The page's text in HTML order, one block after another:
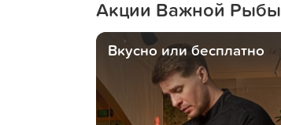
Акции Важной Рыбы
Вкусно или бесплатно